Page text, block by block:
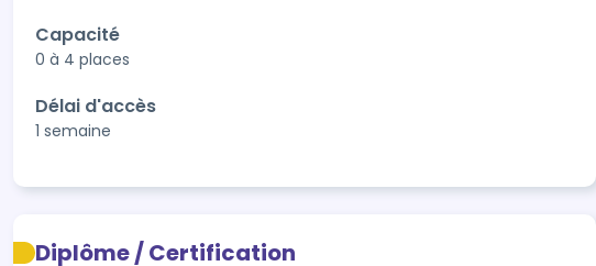
Capacité
0 à 4 places
Délai d'accès
1 semaine
Diplôme / Certification